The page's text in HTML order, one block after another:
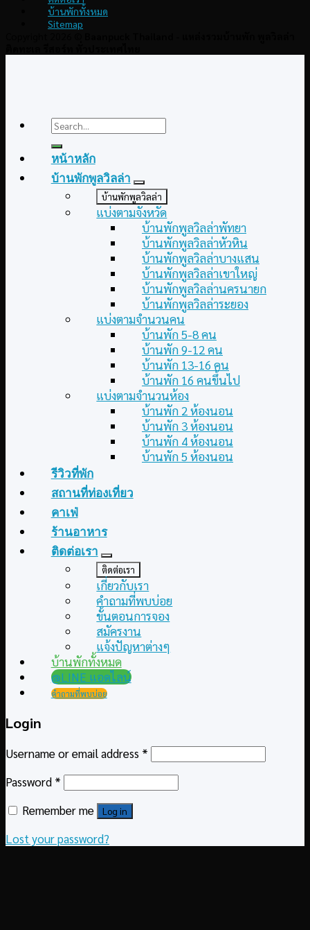
บ้านพักทั้งหมด
Sitemap
Search
หน้าหลัก
บ้านพักพูลวิลล่า
บ้านพักพูลวิลล่า
แบ่งตามจังหวัด
บ้านพักพูลวิลล่าพัทยา
บ้านพักพูลวิลล่าหัวหิน
บ้านพักพูลวิลล่าบางแสน
บ้านพักพูลวิลล่าเขาใหญ่
บ้านพักพูลวิลล่านครนายก
บ้านพักพูลวิลล่าระยอง
แบ่งตามจำนวนคน
บ้านพัก 5-8 คน
บ้านพัก 9-12 คน
บ้านพัก 13-16 คน
บ้านพัก 16 คนขึ้นไป
แบ่งตามจำนวนห้อง
บ้านพัก 2 ห้องนอน
บ้านพัก 3 ห้องนอน
บ้านพัก 4 ห้องนอน
บ้านพัก 5 ห้องนอน
รีวิวที่พัก
สถานที่ท่องเที่ยว
คาเฟ่
ร้านอาหาร
ติดต่อเรา
ติดต่อเรา
เกี่ยวกับเรา
คำถามที่พบบ่อย
ขั้นตอนการจอง
สมัครงาน
แจ้งปัญหาต่างๆ
บ้านพักทั้งหมด
@LINE แอดไลน์
คำถามที่พบบ่อย
Login
Username or email address *
Password *
Remember me
Log in
Lost your password?